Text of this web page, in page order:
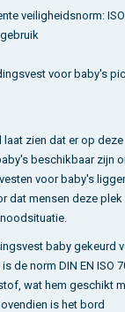
veiligheidsnorm:
voor baby's
zien dat er op deze
beschikbaar zijn
voor baby's
dat mensen deze plek
baby gekeurd
de norm DIN EN ISO
wat hem geschikt
is het bord